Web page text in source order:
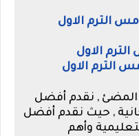
الترم الاول
الاول
الترم الاول
المضئ , نقدم أفضل
, حيث نقدم أفضل
وأهم